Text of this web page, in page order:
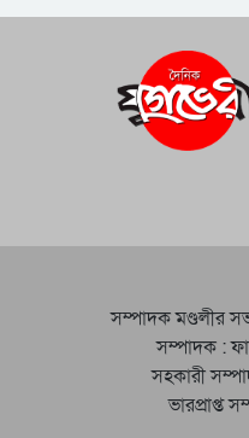
সম্পাদক মণ্ডলীর
সম্পাদক :
সহকারী
ভারপ্রাপ্ত